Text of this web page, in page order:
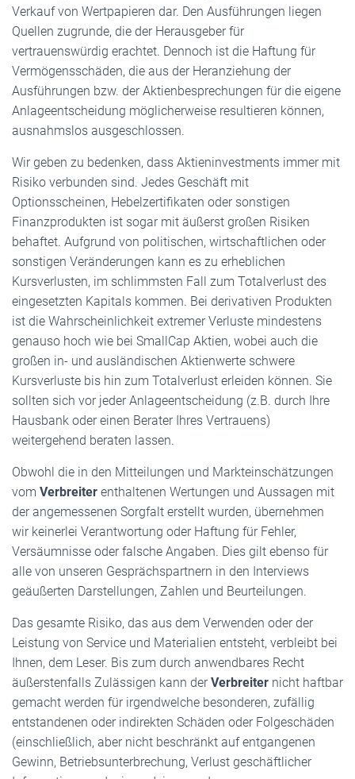
Verkauf von Wertpapieren dar. Den Ausführungen liegen
Quellen zugrunde, die der Herausgeber für
vertrauenswürdig erachtet. Dennoch ist die Haftung für
Vermögensschäden, die aus der Heranziehung der
Ausführungen bzw. der Aktienbesprechungen für die eigene
Anlageentscheidung möglicherweise resultieren können,
ausnahmslos ausgeschlossen.
Wir geben zu bedenken, dass Aktieninvestments immer mit
Risiko verbunden sind. Jedes Geschäft mit
Optionsscheinen, Hebelzertifikaten oder sonstigen
Finanzprodukten ist sogar mit äußerst großen Risiken
behaftet. Aufgrund von politischen, wirtschaftlichen oder
sonstigen Veränderungen kann es zu erheblichen
Kursverlusten, im schlimmsten Fall zum Totalverlust des
eingesetzten Kapitals kommen. Bei derivativen Produkten
ist die Wahrscheinlichkeit extremer Verluste mindestens
genauso hoch wie bei SmallCap Aktien, wobei auch die
großen in- und ausländischen Aktienwerte schwere
Kursverluste bis hin zum Totalverlust erleiden können. Sie
sollten sich vor jeder Anlageentscheidung (z.B. durch Ihre
Hausbank oder einen Berater Ihres Vertrauens)
weitergehend beraten lassen.
Obwohl die in den Mitteilungen und Markteinschätzungen
vom Verbreiter enthaltenen Wertungen und Aussagen mit
der angemessenen Sorgfalt erstellt wurden, übernehmen
wir keinerlei Verantwortung oder Haftung für Fehler,
Versäumnisse oder falsche Angaben. Dies gilt ebenso für
alle von unseren Gesprächspartnern in den Interviews
geäußerten Darstellungen, Zahlen und Beurteilungen.
Das gesamte Risiko, das aus dem Verwenden oder der
Leistung von Service und Materialien entsteht, verbleibt bei
Ihnen, dem Leser. Bis zum durch anwendbares Recht
äußerstenfalls Zulässigen kann derVerbreiter nicht haftbar
gemacht werden für irgendwelche besonderen, zufällig
entstandenen oder indirekten Schäden oder Folgeschäden
(einschließlich, aber nicht beschränkt auf entgangenen
Gewinn, Betriebsunterbrechung, Verlust geschäftlicher